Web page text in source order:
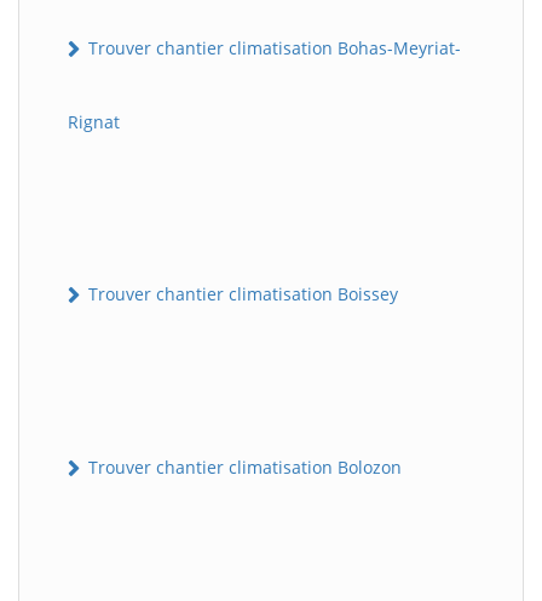
Trouver chantier climatisation Bohas-Meyriat-
Rignat
Trouver chantier climatisation Boissey
Trouver chantier climatisation Bolozon